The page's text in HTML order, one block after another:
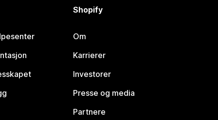
Shopify
Om
Karrierer
Investorer
Presse og media
Partnere